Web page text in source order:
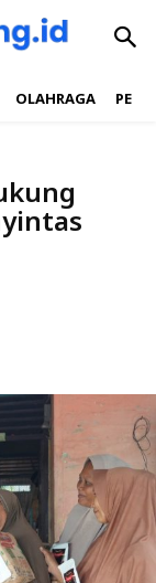
OLAHRAGA